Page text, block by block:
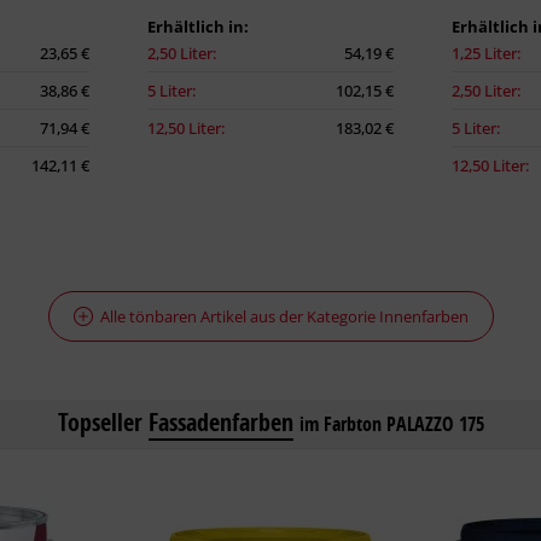
23,65 €
38,86 €
71,94 €
142,11 €
Erhältlich in:
2,50 Liter:
54,19 €
5 Liter:
102,15 €
12,50 Liter:
183,02 €
Erhältlich
1,25 Liter:
2,50 Liter:
5 Liter:
12,50 Liter:
Alle tönbaren Artikel aus der Kategorie Innenfarben
Topseller Fassadenfarben im Farbton PALAZZO 175